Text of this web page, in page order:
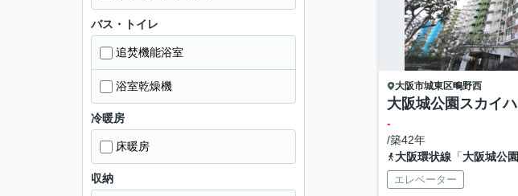
大阪市城東区鴫野西
大阪城公園スカイ
-
/築42年
大阪環状線「大阪城公園
エレベーター
バス・トイレ
追焚機能浴室
浴室乾燥機
冷暖房
床暖房
収納